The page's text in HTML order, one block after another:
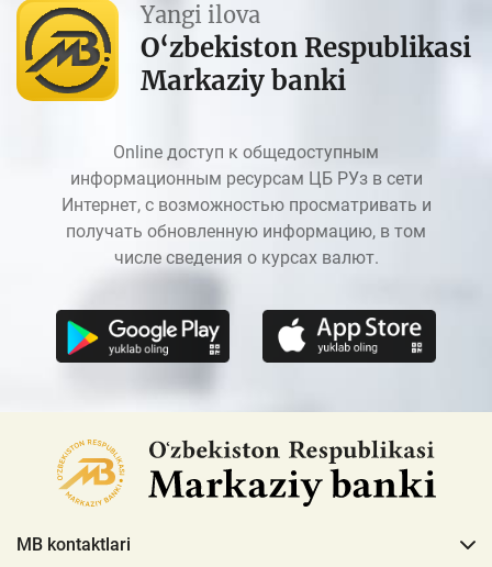
Yangi ilova
O‘zbekiston Respublikasi
Markaziy banki
Online доступ к общедоступным
информационным ресурсам ЦБ РУз в сети
Интернет, с возможностью просматривать и
получать обновленную информацию, в том
числе сведения о курсах валют.
MB kontaktlari